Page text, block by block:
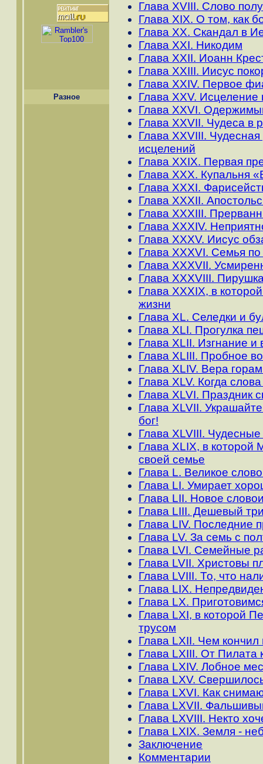
Разное
Глава XVIII. Слово
Глава XIX. О том, как
Глава XX. Скандал в
Глава XXI. Никодим
Глава XXII. Иоанн
Глава XXIII. Иисус
Глава XXIV. Первое
Глава XXV. Исцеление
Глава XXVI.
Глава XXVII. Чудеса в
Глава XXVIII.
исцелений
Глава XXIX. Первая
Глава XXX. Купальня
Глава XXXI.
Глава XXXII.
Глава XXXIII.
Глава XXXIV.
Глава XXXV. Иисус
Глава XXXVI. Семья
Глава XXXVII.
Глава XXXVIII.
Глава XXXIX, в
жизни
Глава XL. Селедки и
Глава ХLI. Прогулка
Глава ХLII. Изгнание
Глава XLIII. Пробное
Глава ХLIV. Вера
Глава ХLV. Когда
Глава ХLVI. Праздник
Глава ХLVII.
бог!
Глава ХLVIII.
Глава ХLIX, в которой
своей семье
Глава L. Великое
Глава LI. Умирает
Глава LII. Новое
Глава LIII. Дешевый
Глава LIV. Последние
Глава LV. За семь с
Глава LVI. Семейные
Глава LVII. Христовы
Глава LVIII. То, что
Глава LIX.
Глава LX.
Глава LXI, в которой
трусом
Глава LXII. Чем
Глава LXIII. От Пилата
Глава LXIV. Лобное
Глава LXV.
Глава LXVI. Как
Глава LXVII.
Глава LXVIII. Некто
Глава LXIX. Земля -
Заключение
Комментарии